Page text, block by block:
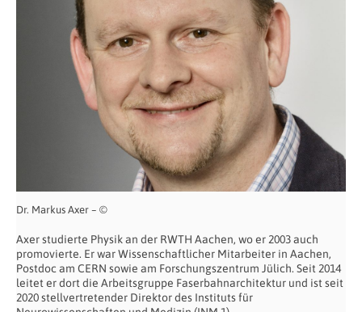
Dr. Markus Axer – ©
Axer studierte Physik an der RWTH Aachen, wo er 2003 auch
promovierte. Er war Wissenschaftlicher Mitarbeiter in Aachen,
Postdoc am CERN sowie am Forschungszentrum Jülich. Seit 2014
leitet er dort die Arbeitsgruppe Faserbahnarchitektur und ist seit
2020 stellvertretender Direktor des Instituts für